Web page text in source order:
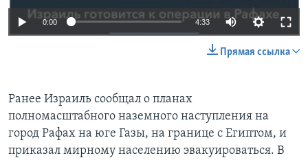
0:00 4:33
Прямая ссылка
Ранее Израиль сообщал о планах
полномасштабного наземного наступления на
город Рафах на юге Газы, на границе с Египтом, и
приказал мирному населению эвакуироваться. В